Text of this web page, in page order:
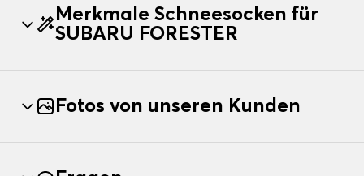
Merkmale Schneesocken für
SUBARU FORESTER
Fotos von unseren Kunden